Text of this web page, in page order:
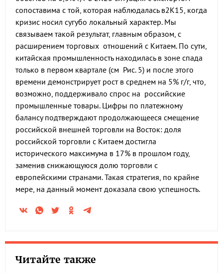
сопоставима с той, которая наблюдалась в2К15, когда
кризис носил сугубо локальный характер. Мы
связываем такой результат, главным образом, с
расширением торговых отношений с Китаем. По сути,
китайская промышленность находилась в зоне спада
только в первом квартале (см Рис. 5) и после этого
времени демонстрирует рост в среднем на 5% г/г, что,
возможно, поддерживало спрос на российские
промышленные товары. Цифры по платежному
балансу подтверждают продолжающееся смещение
российской внешней торговли на Восток: доля
российской торговли с Китаем достигла
исторического максимума в 17% в прошлом году,
заменив снижающуюся долю торговли c
европейскими странами. Такая стратегия, по крайне
мере, на данный момент доказала свою успешность.
Читайте также